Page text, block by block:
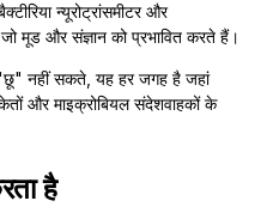
न्यूरोट्रांसमीटर और
मूड और संज्ञान को प्रभावित करते हैं।
नहीं सकते, यह हर जगह है जहां
और माइक्रोबियल संदेशवाहकों के
है